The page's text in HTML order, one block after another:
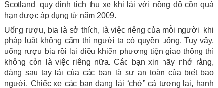
Scotland, quy định tịch thu xe khi lái với nồng độ cồn quá
hạn được áp dụng từ năm 2009.
Uống rượu, bia là sở thích, là việc riêng của mỗi người, khi
pháp luật không cấm thì người ta có quyền uống. Tuy vậy,
uống rượu bia rồi lại điều khiển phương tiện giao thông thì
không còn là việc riêng nữa. Các bạn xin hãy nhớ rằng,
đằng sau tay lái của các bạn là sự an toàn của biết bao
người. Chiếc xe các bạn đang lái “chở” cả tương lai, hạnh